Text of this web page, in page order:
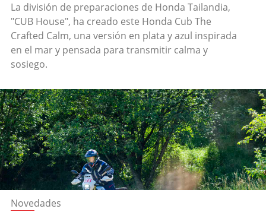
La división de preparaciones de Honda Tailandia,
"CUB House", ha creado este Honda Cub The
Crafted Calm, una versión en plata y azul inspirada
en el mar y pensada para transmitir calma y
sosiego.
Novedades